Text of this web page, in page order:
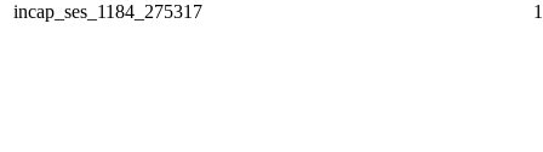
incap_ses_1184_275317